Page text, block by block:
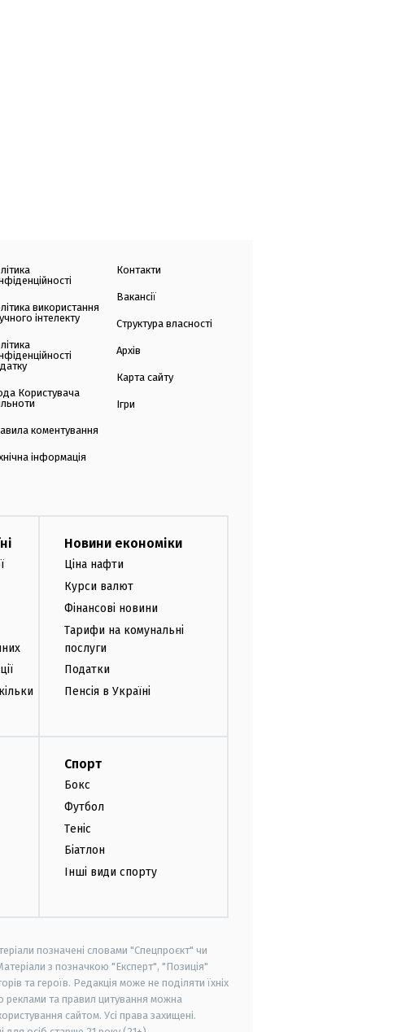
використання
інтелекту
Користувача
коментування
інформація
Контакти
Вакансії
Структура власності
Архів
Карта сайту
Ігри
Новини економіки
Ціна нафти
Курси валют
Фінансові новини
Тарифи на комунальні
послуги
Податки
Пенсія в Україні
Спорт
Бокс
Футбол
Теніс
Біатлон
Інші види спорту
позначені словами "Спецпроєкт" чи
з позначкою "Експерт", "Позиція"
та героїв. Редакція може не поділяти їхніх
реклами та правил цитування можна
сайтом. Усі права захищені.